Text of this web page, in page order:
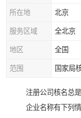
所在地 北京
服务区域 全北京
地区 全国
范围 国家局
注册公司核名总
企业名称有下列